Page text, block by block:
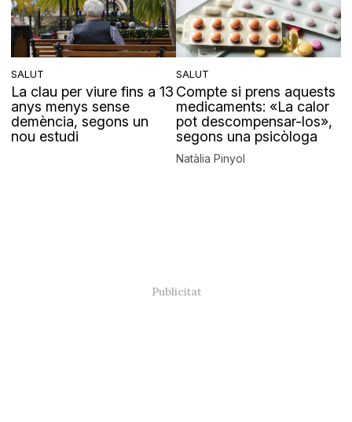
SALUT
La clau per viure fins a 13
anys menys sense
demència, segons un
nou estudi
SALUT
Compte si prens aquests
medicaments: «La calor
pot descompensar-los»,
segons una psicòloga
Natàlia Pinyol